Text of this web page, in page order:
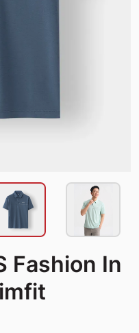
Fashion In